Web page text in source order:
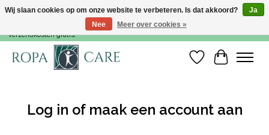
Voor 15:00 besteld, dezelfde werkdag nog verzonden! Vanaf €35,- zijn de
verzendkosten gratis!
Verlanglijst
Log in of maak een account aan
Wij slaan cookies op om onze website te verbeteren. Is dat akkoord?
Ja
Nee
Meer over cookies »